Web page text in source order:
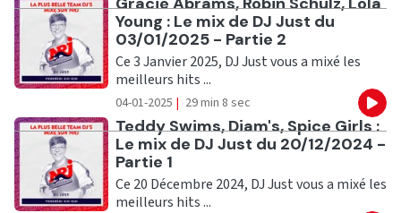
Young : Le mix de DJ Just du
03/01/2025 - Partie 2
Ce 3 Janvier 2025, DJ Just vous a mixé les
meilleurs hits ...
04-01-2025 | 29 min 8 sec
Ecouter
Teddy Swims, Diam's, Spice Girls :
Le mix de DJ Just du 20/12/2024 -
Partie 1
Ce 20 Décembre 2024, DJ Just vous a mixé les
meilleurs hits ...